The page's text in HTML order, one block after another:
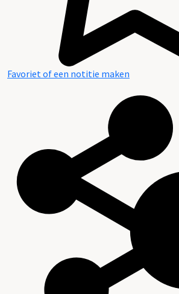
Favoriet of een notitie maken